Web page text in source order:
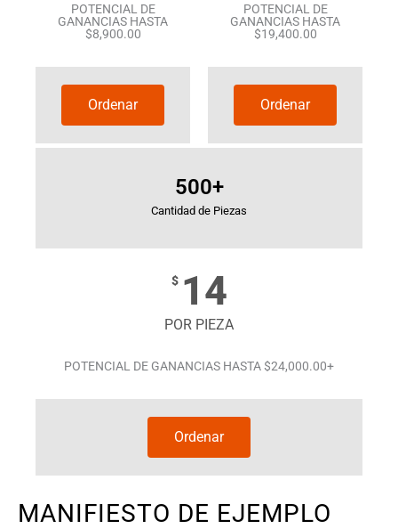
POTENCIAL DE
GANANCIAS HASTA
$8,900.00
Ordenar
POTENCIAL DE
GANANCIAS HASTA
$19,400.00
Ordenar
500+
Cantidad de Piezas
$ 14
POR PIEZA
POTENCIAL DE GANANCIAS HASTA $24,000.00+
Ordenar
MANIFIESTO DE EJEMPLO